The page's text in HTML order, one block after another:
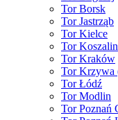
Tor Borsk
Tor Jastrząb
Tor Kielce
Tor Koszalin
Tor Kraków
Tor Krzywa
Tor Łódź
Tor Modlin
Tor Poznań